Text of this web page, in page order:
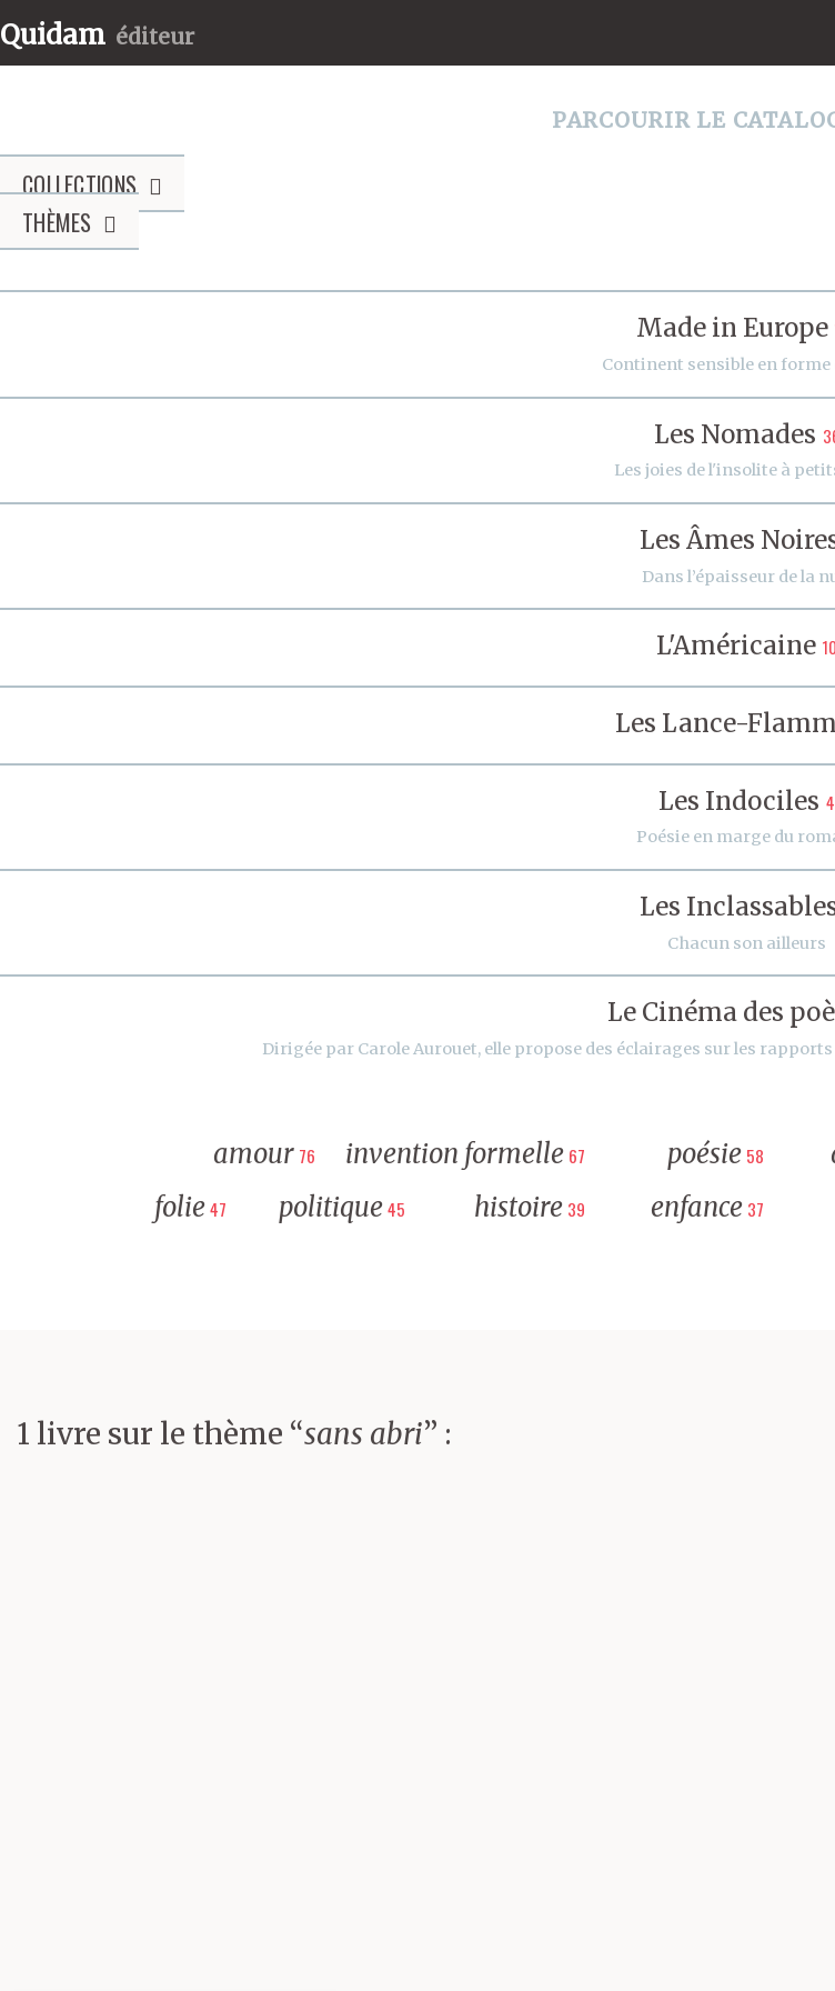
Quidam éditeur
PARCOURIR LE
COLLECTIONS
THÈMES
Made in Europe
Continent sensible en forme
Les Nomades
Les joies de l'insolite à
Les Âmes
Dans l’épaisseur de la
L'Américaine 10
Les Lance-
Les Indociles 4
Poésie en marge du
Les
Chacun son ailleurs
Le Cinéma des
Dirigée par Carole Aurouet, elle propose des éclairages sur les
amour 76 invention formelle 67 poésie 58
folie47 politique 45 histoire 39 enfance 37
1 livre sur le thème “sans abri” :